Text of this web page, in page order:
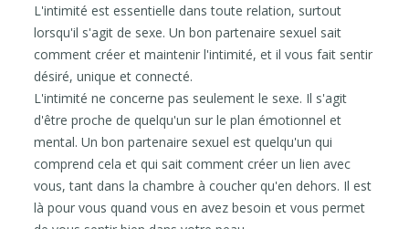
L'intimité est essentielle dans toute relation, surtout
lorsqu'il s'agit de sexe. Un bon partenaire sexuel sait
comment créer et maintenir l'intimité, et il vous fait sentir
désiré, unique et connecté.
L'intimité ne concerne pas seulement le sexe. Il s'agit
d'être proche de quelqu'un sur le plan émotionnel et
mental. Un bon partenaire sexuel est quelqu'un qui
comprend cela et qui sait comment créer un lien avec
vous, tant dans la chambre à coucher qu'en dehors. Il est
là pour vous quand vous en avez besoin et vous permet